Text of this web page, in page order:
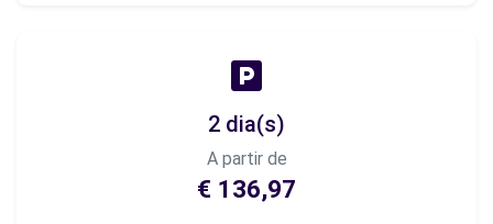
2 dia(s)
A partir de
€ 136,97